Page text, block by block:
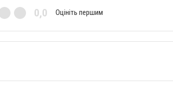
0,0 Оцініть першим